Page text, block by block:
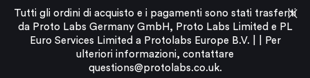
Tutti gli ordini di acquisto e i pagamenti sono stati trasferiti
da Proto Labs Germany GmbH, Proto Labs Limited e PL
Euro Services Limited a Protolabs Europe B.V. |
Per
ulteriori informazioni, contattare
questions@protolabs.co.uk.
close